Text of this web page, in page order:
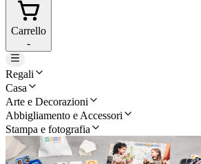
Carrello
-
Regali
Casa
Arte e Decorazioni
Abbigliamento e Accessori
Stampa e fotografia